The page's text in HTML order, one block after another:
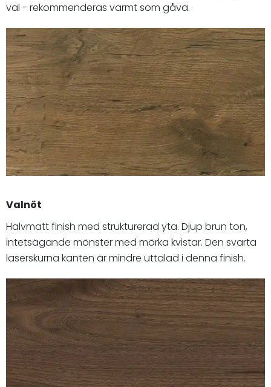
val - rekommenderas varmt som gåva.
Valnöt
Halvmatt finish med strukturerad yta. Djup brun ton,
intetsägande mönster med mörka kvistar. Den svarta
laserskurna kanten är mindre uttalad i denna finish.